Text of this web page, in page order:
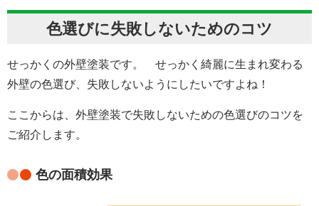
色選びに失敗しないためのコツ
せっかくの外壁塗装です。 せっかく綺麗に生まれ変わる
外壁の色選び、失敗しないようにしたいですよね！
ここからは、外壁塗装で失敗しないための色選びのコツを
ご紹介します。
色の面積効果